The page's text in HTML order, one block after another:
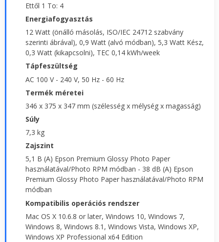
Ettől 1 To: 4
Energiafogyasztás
12 Watt (önálló másolás, ISO/IEC 24712 szabvány
szerinti ábrával), 0,9 Watt (alvó módban), 5,3 Watt Kész,
0,3 Watt (kikapcsolni), TEC 0,14 kWh/week
Tápfeszültség
AC 100 V - 240 V, 50 Hz - 60 Hz
Termék méretei
346 x 375 x 347 mm (szélesség x mélység x magasság)
Súly
7,3 kg
Zajszint
5,1 B (A) Epson Premium Glossy Photo Paper
használatával/Photo RPM módban - 38 dB (A) Epson
Premium Glossy Photo Paper használatával/Photo RPM
módban
Kompatibilis operációs rendszer
Mac OS X 10.6.8 or later, Windows 10, Windows 7,
Windows 8, Windows 8.1, Windows Vista, Windows XP,
Windows XP Professional x64 Edition